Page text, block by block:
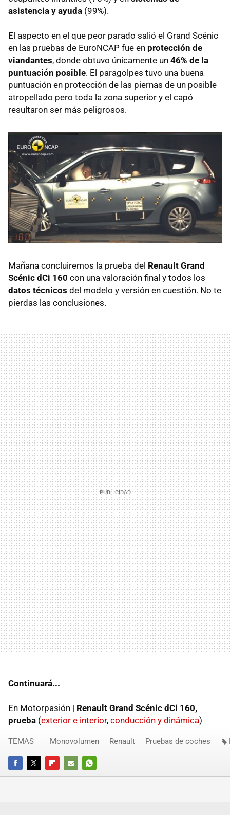
asistencia y ayuda (99%).
El aspecto en el que peor parado salió el Grand Scénic
en las pruebas de EuroNCAP fue en protección de
viandantes, donde obtuvo únicamente un 46% de la
puntuación posible. El paragolpes tuvo una buena
puntuación en protección de las piernas de un posible
atropellado pero toda la zona superior y el capó
resultaron ser más peligrosos.
Mañana concluiremos la prueba del Renault Grand
Scénic dCi 160 con una valoración final y todos los
datos técnicos del modelo y versión en cuestión. No te
pierdas las conclusiones.
Continuará...
En Motorpasión | Renault Grand Scénic dCi 160,
prueba (exterior e interior, conducción y dinámica)
FACEBOOKTWITTERFLIPBOARD
E-
WHATSAPP
TEMAS Monovolumen Renault Pruebas de coches